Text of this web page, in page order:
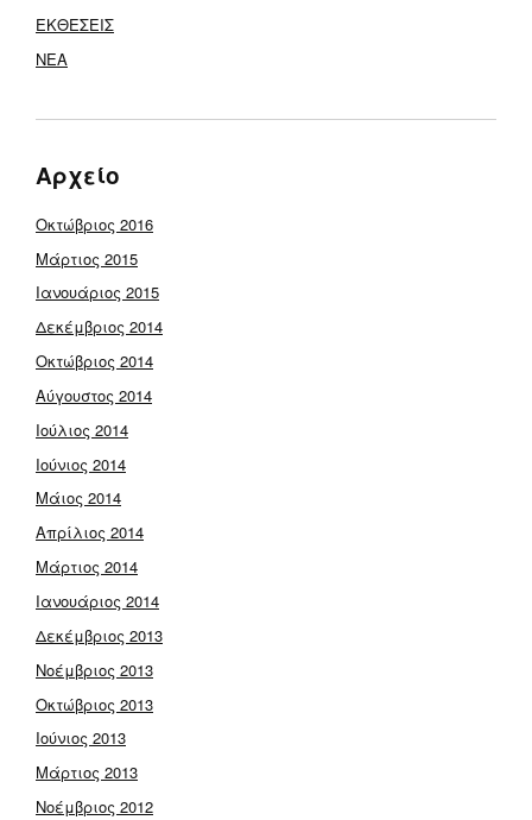
ΕΚΘΕΣΕΙΣ
ΝΕΑ
Αρχείο
Οκτώβριος 2016
Μάρτιος 2015
Ιανουάριος 2015
Δεκέμβριος 2014
Οκτώβριος 2014
Αύγουστος 2014
Ιούλιος 2014
Ιούνιος 2014
Μάιος 2014
Απρίλιος 2014
Μάρτιος 2014
Ιανουάριος 2014
Δεκέμβριος 2013
Νοέμβριος 2013
Οκτώβριος 2013
Ιούνιος 2013
Μάρτιος 2013
Νοέμβριος 2012